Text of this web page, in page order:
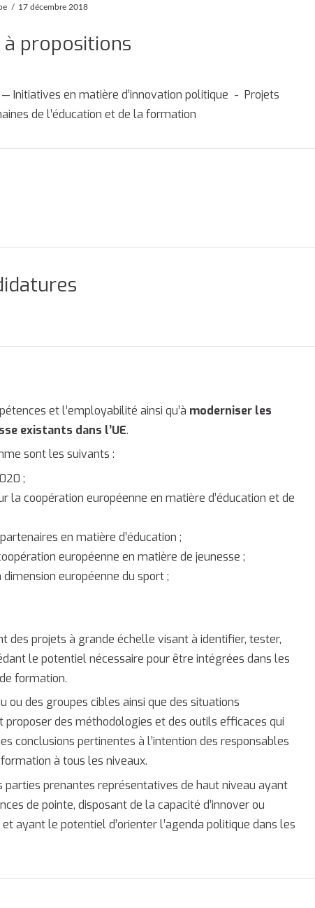
17 décembre 2018
propositions
Initiatives en matière d’innovation politique - Projets
de l’éducation et de la formation
et l’employabilité ainsi qu’à moderniser les
existants dans l’UE.
sont les suivants :
;
la coopération européenne en matière d’éducation et de
en matière d’éducation ;
européenne en matière de jeunesse ;
européenne du sport ;
des projets à grande échelle visant à identifier, tester,
le potentiel nécessaire pour être intégrées dans les
formation.
ou des groupes cibles ainsi que des situations
proposer des méthodologies et des outils efficaces qui
conclusions pertinentes à l’intention des responsables
à tous les niveaux.
prenantes représentatives de haut niveau ayant
de pointe, disposant de la capacité d’innover ou
ayant le potentiel d’orienter l’agenda politique dans les